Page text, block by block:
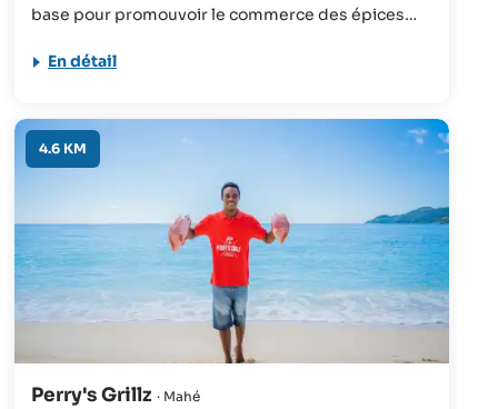
base pour promouvoir le commerce des épices
charmant restaurant « Jardin du roi ». C’est un
nature, car ils pourront profiter de plats à la carte
préparés avec des herbes fraiches après une jolie
promenade dans ce paysage verdoyant.
En détail
4.6 KM
Perry's Grillz · Mahé